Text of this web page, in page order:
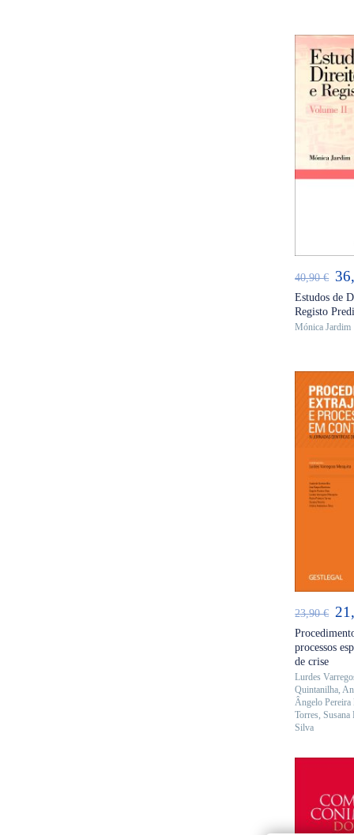
40,90€ O
Estudos de
Registo
Mónica Jardim
23,90€ O
processos
de crise
Lurdes
Quintanilha,
Ângelo Pereira
Torres,Susana
Silva